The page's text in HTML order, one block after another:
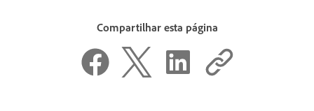
Compartilhar esta página